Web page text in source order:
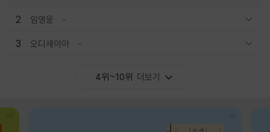
2 임영웅
3 오디세이아
4위~10위 더보기